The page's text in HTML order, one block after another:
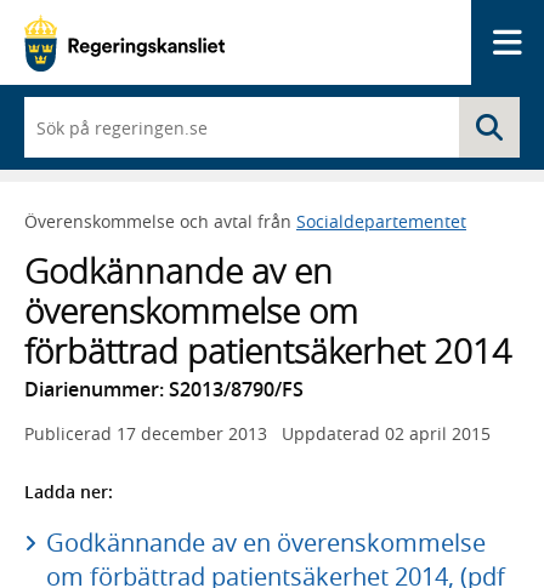
du
börjar
skriva
framträder
lista
med
sökförslag
Överenskommelse och avtal från Socialdepartementet
Godkännande av en
överenskommelse om
förbättrad patientsäkerhet 2014
Diarienummer: S2013/8790/FS
Publicerad 17 december 2013 Uppdaterad 02 april 2015
Ladda ner:
Godkännande av en överenskommelse
om förbättrad patientsäkerhet 2014, (pdf